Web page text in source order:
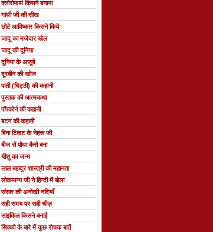
क्लोरोफार्म किसने बनाया
गांधी जी की सीख
छोटे आविष्कार किसने किये
जादू का मजेदार खेल
जादू की दुनिया
दुनिया के अजूबे
दूरबीन की खोज
पाती (चिट्ठी) की कहानी
पुस्तक की आत्मकथा
पॉपकोर्न की कहानी
बटन की कहानी
बिना टिकट के नेहरू जी
बीज से पौधा कैसे बना
यीशु का जन्म
लाल बहादुर शास्त्री की महानता
लोकमान्य जी ने हिन्दी में बोला
संसार की अनोखी नदियाँ
सही समय पर सही चीज़
साइकिल किसने बनाई
सिक्को के बारे में कुछ रोचक बातें